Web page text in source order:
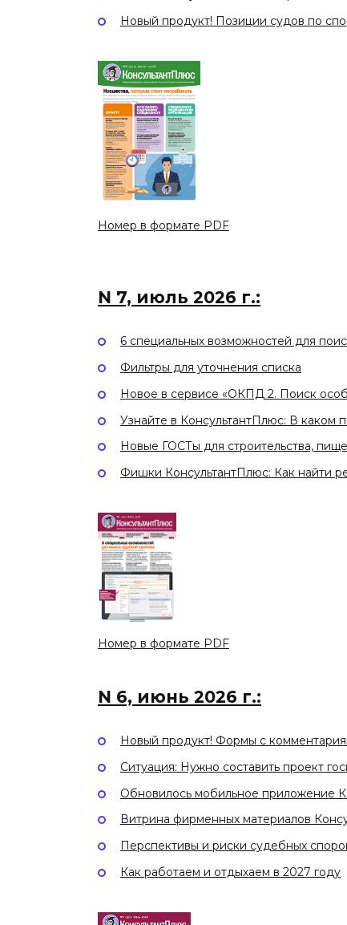
Новый продукт! Позиции судов по
Номер в формате PDF
N 7, июль 2026 г.:
6 специальных возможностей для
Фильтры для уточнения списка
Новое в сервисе «ОКПД 2. Поиск
Узнайте в КонсультантПлюс: В каком
Новые ГОСТы для строительства,
Фишки КонсультантПлюс: Как найти
Номер в формате PDF
N 6, июнь 2026 г.:
Новый продукт! Формы с
Ситуация: Нужно составить проект
Обновилось мобильное приложение
Витрина фирменных материалов
Перспективы и риски судебных
Как работаем и отдыхаем в 2027 году